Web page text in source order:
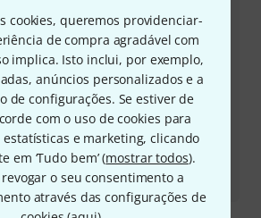
cookies, queremos providenciar-
de compra agradável com
implica. Isto inclui, por exemplo,
anúncios personalizados e a
de configurações. Se estiver de
com o uso de cookies para
e marketing, clicando
em ‘Tudo bem’ (mostrar todos).
o seu consentimento a
através das configurações de
da chamada
de entrar em contacto connosco